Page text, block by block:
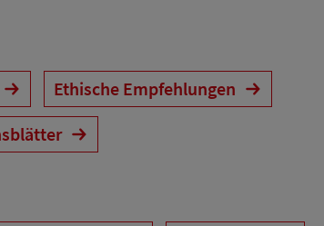
Ethische Empfehlungen